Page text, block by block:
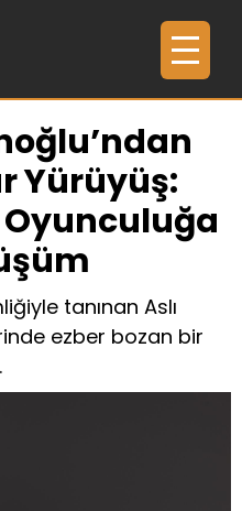
Yürüyüş:
tanınan Aslı
ezber bozan bir